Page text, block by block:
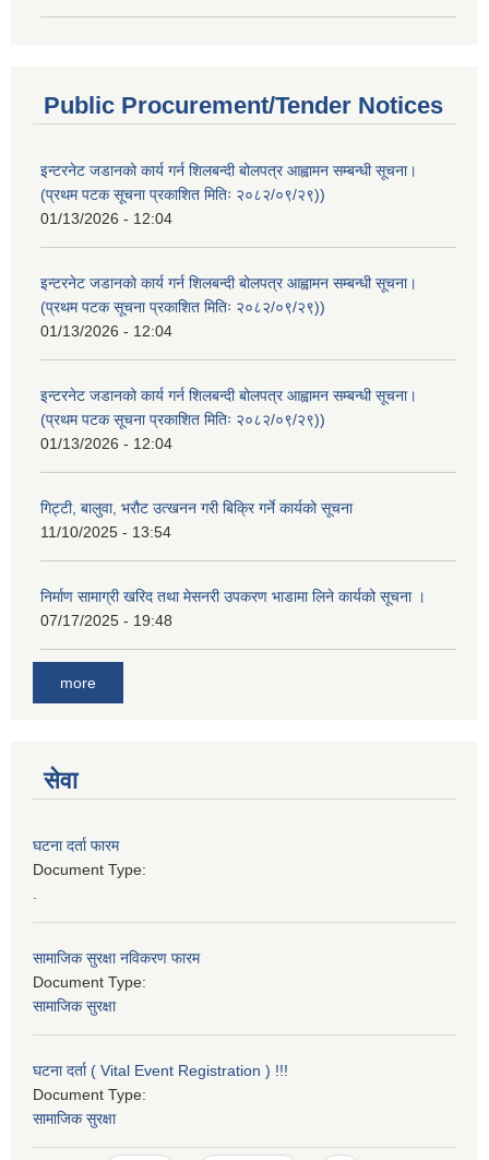
Public Procurement/Tender Notices
इन्टरनेट जडानको कार्य गर्न शिलबन्दी बोलपत्र आह्वामन सम्बन्धी सूचना।
(प्रथम पटक सूचना प्रकाशित मितिः २०८२/०९/२९))
01/13/2026 - 12:04
इन्टरनेट जडानको कार्य गर्न शिलबन्दी बोलपत्र आह्वामन सम्बन्धी सूचना।
(प्रथम पटक सूचना प्रकाशित मितिः २०८२/०९/२९))
01/13/2026 - 12:04
इन्टरनेट जडानको कार्य गर्न शिलबन्दी बोलपत्र आह्वामन सम्बन्धी सूचना।
(प्रथम पटक सूचना प्रकाशित मितिः २०८२/०९/२९))
01/13/2026 - 12:04
गिट्टी, बालुवा, भरौट उत्खनन गरी बिक्रि गर्ने कार्यको सूचना
11/10/2025 - 13:54
निर्माण सामाग्री खरिद तथा मेसनरी उपकरण भाडामा लिने कार्यको सूचना ।
07/17/2025 - 19:48
more
सेवा
घटना दर्ता फारम
Document Type:
सामाजिक सुरक्षा नविकरण फारम
Document Type:
सामाजिक सुरक्षा
घटना दर्ता ( Vital Event Registration ) !!!
Document Type:
सामाजिक सुरक्षा